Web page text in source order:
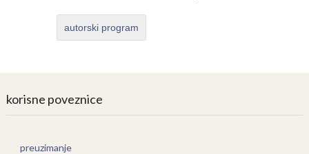
autorski program
korisne poveznice
preuzimanje